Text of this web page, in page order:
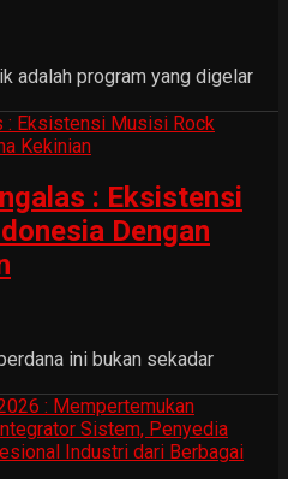
adalah program yang digelar
: Eksistensi
Dengan
ini bukan sekadar